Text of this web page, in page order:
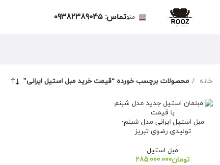
منوتماس: 09382389045
خانه محصولات برچسب خورده “قیمت خرید مبل استیل ایرانی”
مبل استیل ایرانی مدل شبنم-
تولیدی رضوی تبریز
مبل استیل
تومان